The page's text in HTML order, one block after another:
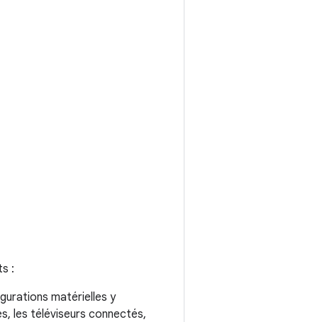
:
matérielles y
les téléviseurs connectés,